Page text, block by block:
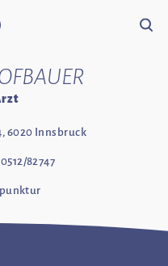
Suche
6020 Innsbruck
0512/82747